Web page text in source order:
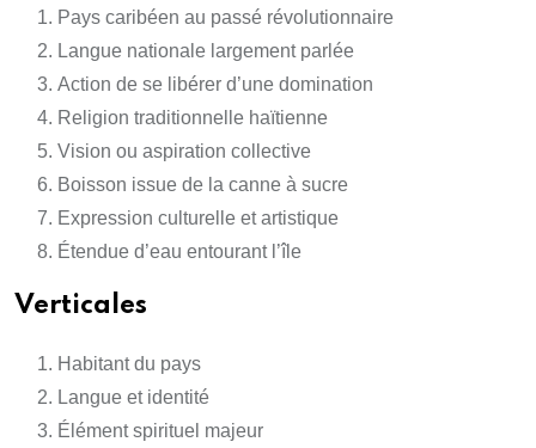
Pays caribéen au passé révolutionnaire
Langue nationale largement parlée
Action de se libérer d’une domination
Religion traditionnelle haïtienne
Vision ou aspiration collective
Boisson issue de la canne à sucre
Expression culturelle et artistique
Étendue d’eau entourant l’île
Verticales
Habitant du pays
Langue et identité
Élément spirituel majeur